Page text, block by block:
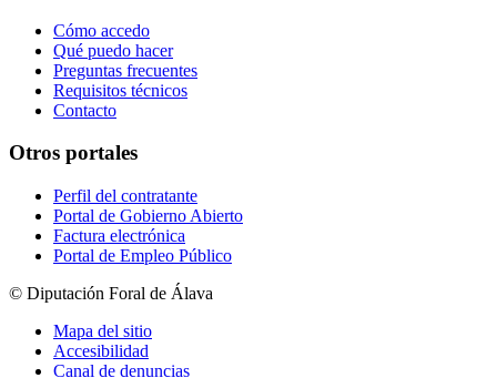
Cómo accedo
Qué puedo hacer
Preguntas frecuentes
Requisitos técnicos
Contacto
Otros portales
Perfil del contratante
Portal de Gobierno Abierto
Factura electrónica
Portal de Empleo Público
© Diputación Foral de Álava
Mapa del sitio
Accesibilidad
Canal de denuncias